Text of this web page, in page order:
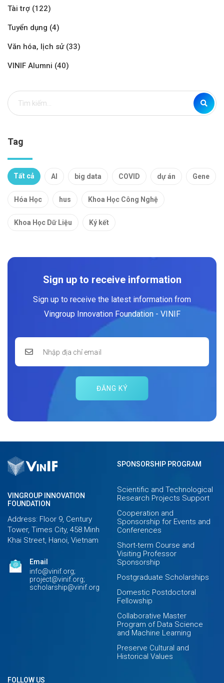
Tài trợ (122)
Tuyển dụng (4)
Văn hóa, lịch sử (33)
VINIF Alumni (40)
Tag
Tất cả AI big data COVID dự án Gene
Hóa Học hus Khoa Học Công Nghệ
Khoa Học Dữ Liệu Ký kết
Sign up to receive information
Sign up to receive the latest information from
Vingroup Innovation Foundation - VINIF
ĐĂNG KÝ
VINGROUP INNOVATION
FOUNDATION
Address: Floor 9, Century
Tower, Times City, 458 Minh
Khai Street, Hanoi, Vietnam
Email
info@vinif.org;
project@vinif.org;
scholarship@vinif.org
SPONSORSHIP PROGRAM
Scientific and Technological
Research Projects Support
Cooperation and
Sponsorship for Events and
Conferences
Short-term Course and
Visiting Professor
Sponsorship
Postgraduate Scholarships
Domestic Postdoctoral
Fellowship
Collaborative Master
Program of Data Science
and Machine Learning
Preserve Cultural and
Historical Values
FOLLOW US